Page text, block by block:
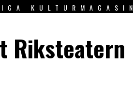
KULTURMAGASIN
Riksteatern